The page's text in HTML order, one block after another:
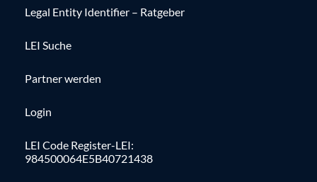
Legal Entity Identifier – Ratgeber
LEI Suche
Partner werden
Login
LEI Code Register-LEI:
984500064E5B40721438